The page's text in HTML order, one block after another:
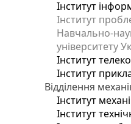
Інститут
Інститут
Навчально-
університету
Інститут
Інститут
Відділення
Інститут
Інститут